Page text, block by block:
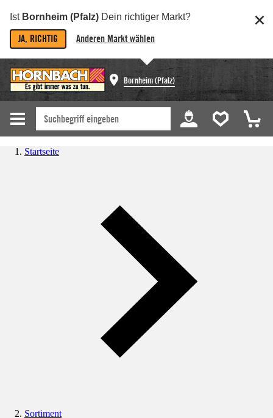
Ist Bornheim (Pfalz) Dein richtiger Markt?
JA, RICHTIG Anderen Markt wählen
Bornheim (Pfalz)
Startseite
Sortiment